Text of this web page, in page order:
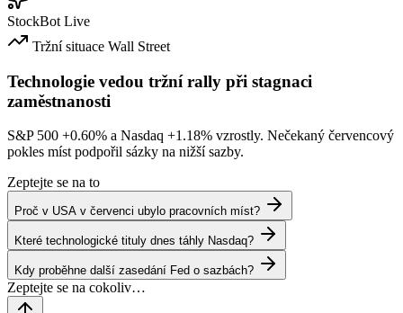
StockBot Live
Tržní situace Wall Street
Technologie vedou tržní rally při stagnaci
zaměstnanosti
S&P 500 +0.60% a Nasdaq +1.18% vzrostly. Nečekaný červencový
pokles míst podpořil sázky na nižší sazby.
Zeptejte se na to
Proč v USA v červenci ubylo pracovních míst?
Které technologické tituly dnes táhly Nasdaq?
Kdy proběhne další zasedání Fed o sazbách?